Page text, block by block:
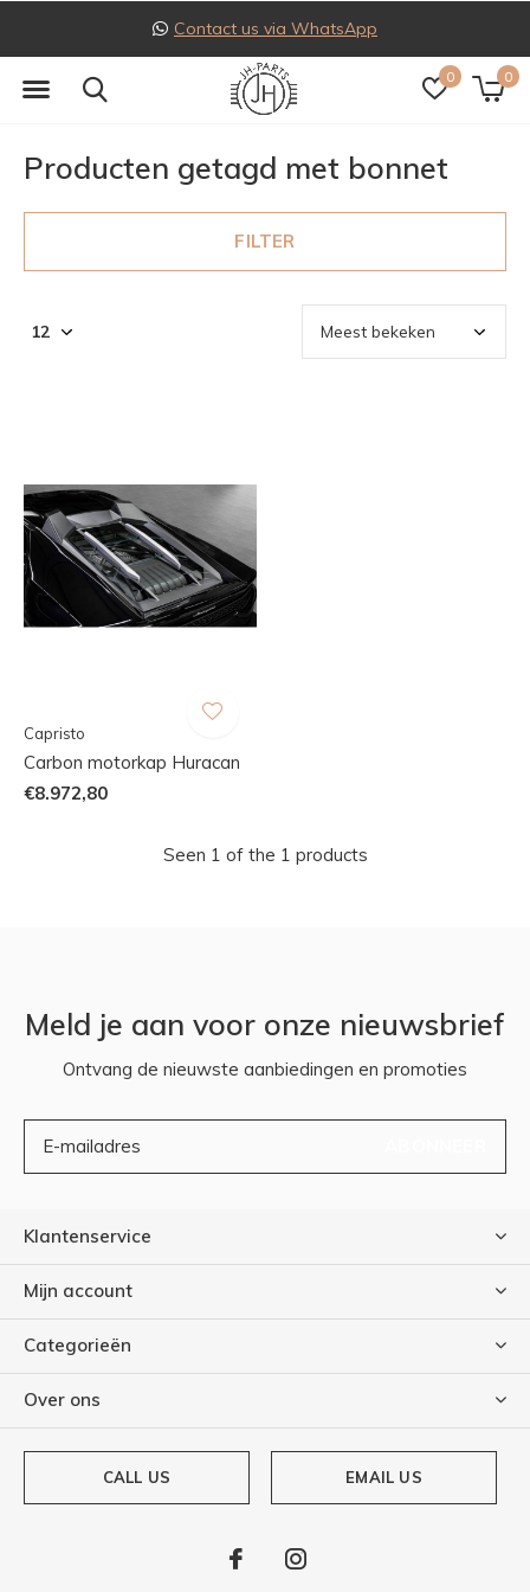
0 0
Contact us via WhatsApp
Producten getagd met bonnet
FILTER
Capristo
Carbon motorkap Huracan
€8.972,80
Seen 1 of the 1 products
Meld je aan voor onze nieuwsbrief
Ontvang de nieuwste aanbiedingen en promoties
Klantenservice
Mijn account
Categorieën
Over ons
CALL US EMAIL US